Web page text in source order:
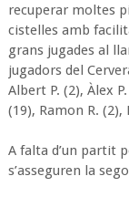
recuperar moltes
cistelles amb
grans jugades al
jugadors del
Albert P. (2), Àlex
(19), Ramon R. (2),
A falta d’un partit
s’asseguren la